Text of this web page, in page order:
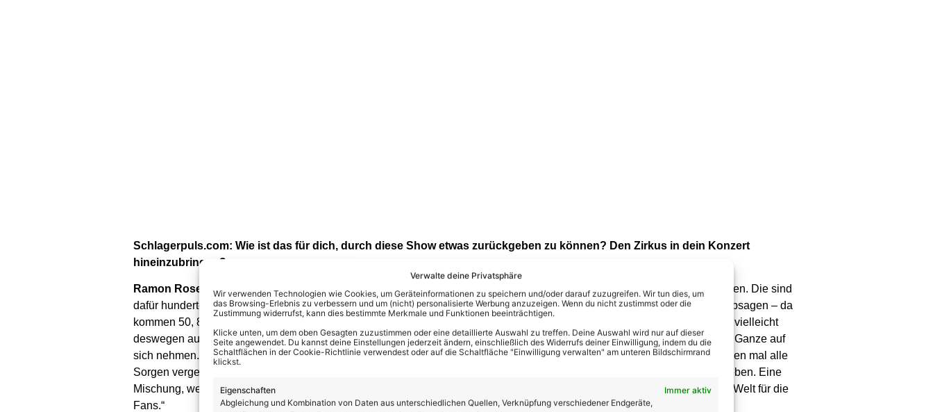
Verwalte deine Privatsphäre
Wir verwenden Technologien wie Cookies, um Geräteinformationen zu speichern und/oder darauf zuzugreifen. Wir tun dies, um
das Browsing-Erlebnis zu verbessern und um (nicht) personalisierte Werbung anzuzeigen. Wenn du nicht zustimmst oder die
Zustimmung widerrufst, kann dies bestimmte Merkmale und Funktionen beeinträchtigen.
Klicke unten, um dem oben Gesagten zuzustimmen oder eine detaillierte Auswahl zu treffen. Deine Auswahl wird nur auf dieser
Seite angewendet. Du kannst deine Einstellungen jederzeit ändern, einschließlich des Widerrufs deiner Einwilligung, indem du die
Schaltflächen in der Cookie-Richtlinie verwendest oder auf die Schaltfläche "Einwilligung verwalten" am unteren Bildschirmrand
klickst.
Eigenschaften
Immer aktiv
Abgleichung und Kombination von Daten aus unterschiedlichen Quellen, Verknüpfung verschiedener Endgeräte,
Schlagerpuls.com: Wie ist das für dich, durch diese Show etwas zurückgeben zu können? Den Zirkus in dein Konzert
hineinzubringen?
Ramon Roselly:„Das ist für mich natürlich alles besonders. Heute waren hier 1000 Leute beim Konzert… um mich zu sehen. Die sind
dafür hunderte Kilometer teilweise bei diesem Wetter gefahren. Als dieser Wetterbericht kam, dachte ich, die werden alle absagen – da
kommen 50, 80 Leute. Das Wetter wurde ja dann doch besser, aber trotzdem sind das weite Strecken und sie müssen sich vielleicht
deswegen auch ein Hotel nehmen. Das ist nicht so ganz einfach. Deswegen bin ich sehr, sehr dankbar, dass die Fans das Ganze auf
sich nehmen. Dafür, dass die Leute das auf sich nehmen, mache ich ihnen hier einen Abend, wo sie ca. zweieinhalb Stunden mal alle
Sorgen vergessen und auf andere Gedanken kommen. Wo sie aber nicht nur Musik hören, sondern eine richtige Show erleben. Eine
Mischung, weil es mit den Artisten so schön inszeniert ist. Das gebe ich zurück und mir danach natürlich auch alle Zeit der Welt für die
Fans.“